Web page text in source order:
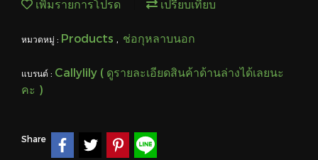
เพิ่มรายการโปรด เปรียบเทียบ
หมวดหมู่ : Products , ช่อกุหลาบนอก
แบรนด์ : Callylily ( ดูรายละเอียดสินค้าด้านล่างได้เลยนะ
คะ )
Share